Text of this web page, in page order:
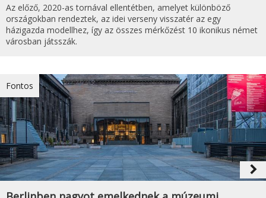
Az előző, 2020-as tornával ellentétben, amelyet különböző
országokban rendeztek, az idei verseny visszatér az egy
házigazda modellhez, így az összes mérkőzést 10 ikonikus német
városban játsszák.
Fontos
navigate_next